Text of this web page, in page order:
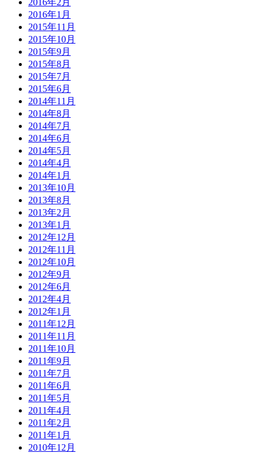
2016年1月
2015年11月
2015年10月
2015年9月
2015年8月
2015年7月
2015年6月
2014年11月
2014年8月
2014年7月
2014年6月
2014年5月
2014年4月
2014年1月
2013年10月
2013年8月
2013年2月
2013年1月
2012年12月
2012年11月
2012年10月
2012年9月
2012年6月
2012年4月
2012年1月
2011年12月
2011年11月
2011年10月
2011年9月
2011年7月
2011年6月
2011年5月
2011年4月
2011年2月
2011年1月
2010年12月